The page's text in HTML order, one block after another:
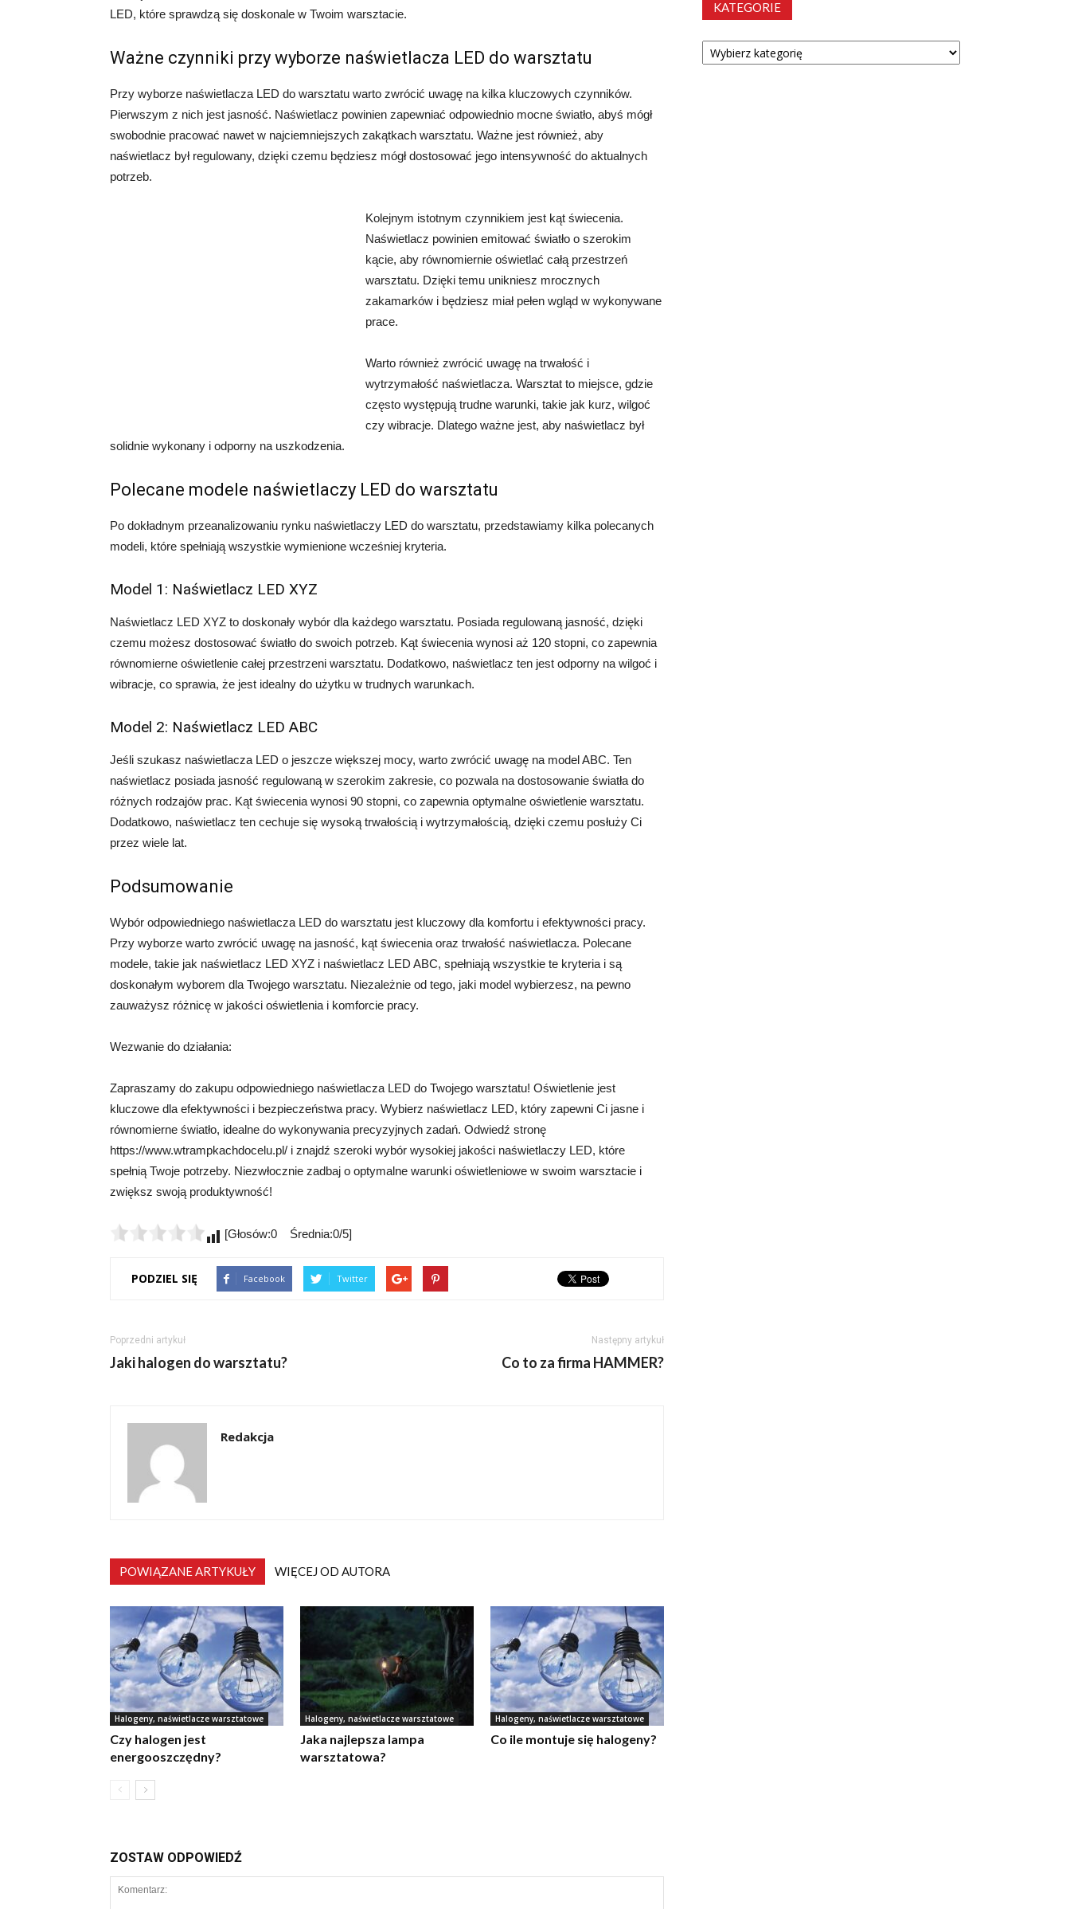
LED, które sprawdzą się doskonale w Twoim warsztacie.
Ważne czynniki przy wyborze naświetlacza LED do warsztatu
Przy wyborze naświetlacza LED do warsztatu warto zwrócić uwagę na kilka kluczowych czynników.
Pierwszym z nich jest jasność. Naświetlacz powinien zapewniać odpowiednio mocne światło, abyś mógł
swobodnie pracować nawet w najciemniejszych zakątkach warsztatu. Ważne jest również, aby
naświetlacz był regulowany, dzięki czemu będziesz mógł dostosować jego intensywność do aktualnych
potrzeb.
Kolejnym istotnym czynnikiem jest kąt świecenia.
Naświetlacz powinien emitować światło o szerokim
kącie, aby równomiernie oświetlać całą przestrzeń
warsztatu. Dzięki temu unikniesz mrocznych
zakamarków i będziesz miał pełen wgląd w wykonywane
prace.
Warto również zwrócić uwagę na trwałość i
wytrzymałość naświetlacza. Warsztat to miejsce, gdzie
często występują trudne warunki, takie jak kurz, wilgoć
czy wibracje. Dlatego ważne jest, aby naświetlacz był
solidnie wykonany i odporny na uszkodzenia.
Polecane modele naświetlaczy LED do warsztatu
Po dokładnym przeanalizowaniu rynku naświetlaczy LED do warsztatu, przedstawiamy kilka polecanych
modeli, które spełniają wszystkie wymienione wcześniej kryteria.
Model 1: Naświetlacz LED XYZ
Naświetlacz LED XYZ to doskonały wybór dla każdego warsztatu. Posiada regulowaną jasność, dzięki
czemu możesz dostosować światło do swoich potrzeb. Kąt świecenia wynosi aż 120 stopni, co zapewnia
równomierne oświetlenie całej przestrzeni warsztatu. Dodatkowo, naświetlacz ten jest odporny na wilgoć i
wibracje, co sprawia, że jest idealny do użytku w trudnych warunkach.
Model 2: Naświetlacz LED ABC
Jeśli szukasz naświetlacza LED o jeszcze większej mocy, warto zwrócić uwagę na model ABC. Ten
naświetlacz posiada jasność regulowaną w szerokim zakresie, co pozwala na dostosowanie światła do
różnych rodzajów prac. Kąt świecenia wynosi 90 stopni, co zapewnia optymalne oświetlenie warsztatu.
Dodatkowo, naświetlacz ten cechuje się wysoką trwałością i wytrzymałością, dzięki czemu posłuży Ci
przez wiele lat.
Podsumowanie
Wybór odpowiedniego naświetlacza LED do warsztatu jest kluczowy dla komfortu i efektywności pracy.
Przy wyborze warto zwrócić uwagę na jasność, kąt świecenia oraz trwałość naświetlacza. Polecane
modele, takie jak naświetlacz LED XYZ i naświetlacz LED ABC, spełniają wszystkie te kryteria i są
doskonałym wyborem dla Twojego warsztatu. Niezależnie od tego, jaki model wybierzesz, na pewno
zauważysz różnicę w jakości oświetlenia i komforcie pracy.
Wezwanie do działania:
Zapraszamy do zakupu odpowiedniego naświetlacza LED do Twojego warsztatu! Oświetlenie jest
kluczowe dla efektywności i bezpieczeństwa pracy. Wybierz naświetlacz LED, który zapewni Ci jasne i
równomierne światło, idealne do wykonywania precyzyjnych zadań. Odwiedź stronę
https://www.wtrampkachdocelu.pl/ i znajdź szeroki wybór wysokiej jakości naświetlaczy LED, które
spełnią Twoje potrzeby. Niezwłocznie zadbaj o optymalne warunki oświetleniowe w swoim warsztacie i
zwiększ swoją produktywność!
[Głosów:0 Średnia:0/5]
PODZIEL SIĘ Facebook Twitter
Poprzedni artykuł
Jaki halogen do warsztatu?
Następny artykuł
Co to za firma HAMMER?
Redakcja
POWIĄZANE ARTYKUŁY WIĘCEJ OD AUTORA
Halogeny, naświetlacze warsztatowe
Czy halogen jest
energooszczędny?
Halogeny, naświetlacze warsztatowe
Jaka najlepsza lampa
warsztatowa?
Halogeny, naświetlacze warsztatowe
Co ile montuje się halogeny?
ZOSTAW ODPOWIEDŹ
KATEGORIE
Kategorie